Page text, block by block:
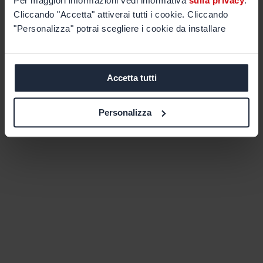
Cliccando "Accetta" attiverai tutti i cookie. Cliccando
"Personalizza" potrai scegliere i cookie da installare
Accetta tutti
Personalizza